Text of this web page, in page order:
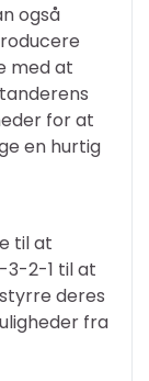
også
med at
for at
en hurtig
til at
3-2-1 til at
deres
fra